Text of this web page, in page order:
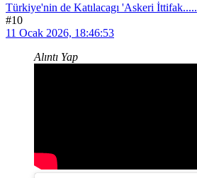
Türkiye'nin de Katılacagı 'Askeri İttifak.....
#10
11 Ocak 2026, 18:46:53
Alıntı Yap